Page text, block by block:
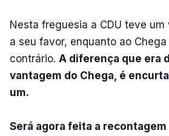
Nesta freguesia a CDU teve
a seu favor, enquanto ao
contrário. A diferença que era
vantagem do Chega, é
um.
Será agora feita a recontagem